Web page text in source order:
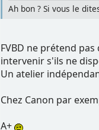
Ah bon ? Si vous le
FVBD ne prétend
intervenir s'ils ne
Un atelier
Chez Canon par
A+